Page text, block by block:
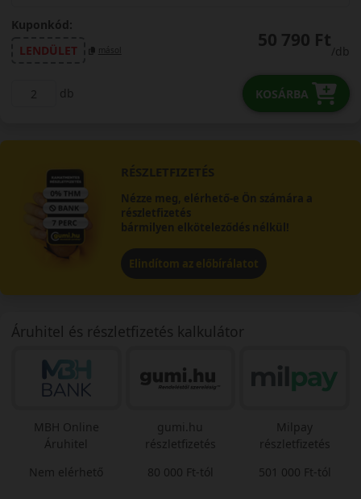
Kuponkód:
LENDÜLET
másol 50 790 Ft
/db
db KOSÁRBA
RÉSZLETFIZETÉS
Nézze meg, elérhető-e Ön számára a
részletfizetés
bármilyen elköteleződés nélkül!
Elindítom az előbírálatot
Áruhitel és részletfizetés kalkulátor
MBH Online
Áruhitel
Nem elérhető
gumi.hu
részletfizetés
80 000 Ft-tól
Milpay
részletfizetés
501 000 Ft-tól